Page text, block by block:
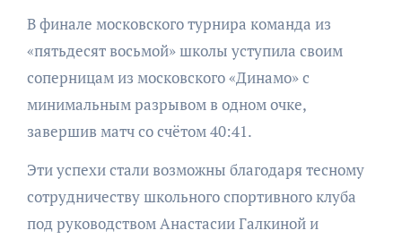
В финале московского турнира команда из
«пятьдесят восьмой» школы уступила своим
соперницам из московского «Динамо» с
минимальным разрывом в одном очке,
завершив матч со счётом 40:41.
Эти успехи стали возможны благодаря тесному
сотрудничеству школьного спортивного клуба
под руководством Анастасии Галкиной и